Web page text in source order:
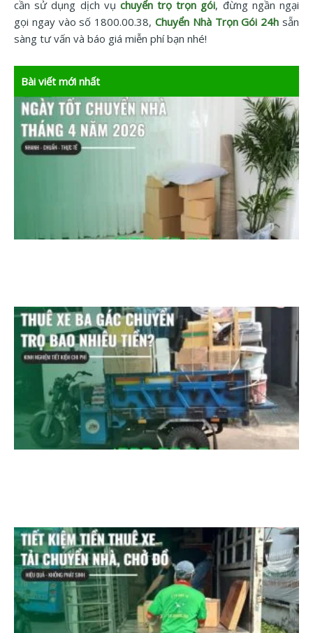
cần sử dụng dịch vụ chuyển trọ trọn gói, đừng ngần ngại
gọi ngay vào số 1800.00.38, Chuyển Nhà Trọn Gói 24h sẵn
sàng tư vấn và báo giá miễn phí bạn nhé!
Bài viết mới nhất